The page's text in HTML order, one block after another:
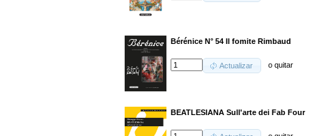
Bérénice N° 54 Il fomite Rimbaud
Actualizar oquitar
BEATLESIANA Sull'arte dei Fab Four